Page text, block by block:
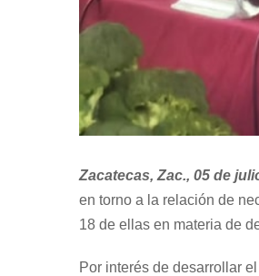
Zacatecas, Zac., 05 de
en torno a la relación de
18 de ellas en materia de
Por interés de desarrollar